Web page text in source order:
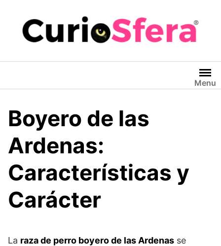
contenido
Menu
Boyero de las
Ardenas:
Características y
Carácter
La raza de perro boyero de las Ardenas se